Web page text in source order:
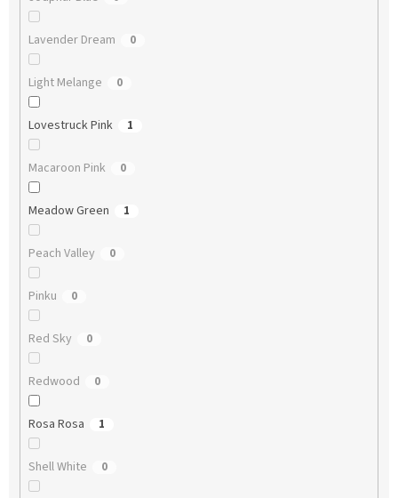
Lavender Dream 0
Light Melange 0
Lovestruck Pink 1
Macaroon Pink 0
Meadow Green 1
Peach Valley 0
Pinku 0
Red Sky 0
Redwood 0
Rosa Rosa 1
Shell White 0